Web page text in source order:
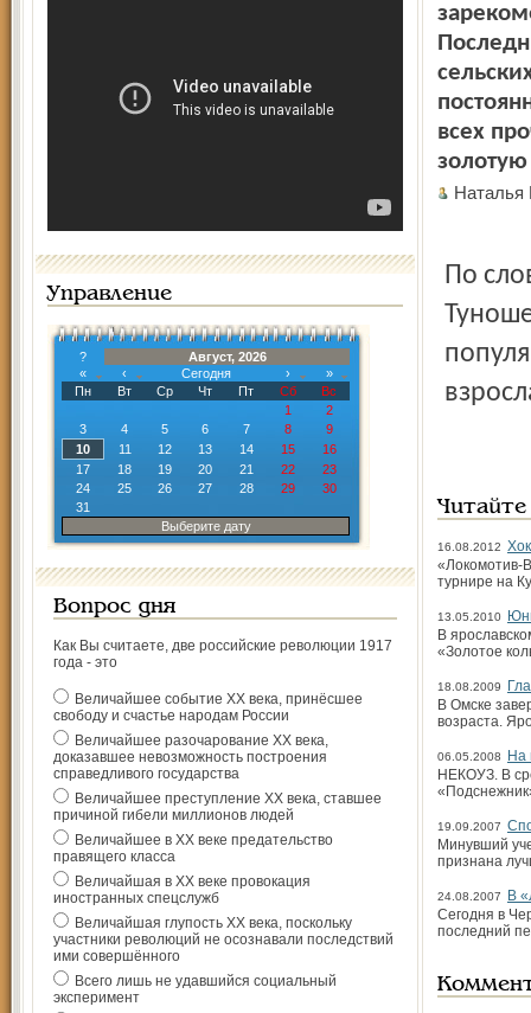
Управление
?
Август, 2026
«
‹ Сегодня ›
»
Пн
Вт Ср Чт Пт Сб
Вс
1
2
3
4 5 6 7 8
9
10
11 12 13 14 15
16
17
18 19 20 21 22
23
24
25 26 27 28 29
30
31
Выберите дату
Вопрос дня
Как Вы считаете, две российские революции 1917
года - это
Величайшее событие ХХ века, принёсшее
свободу и счастье народам России
Величайшее разочарование ХХ века,
доказавшее невозможность построения
справедливого государства
Величайшее преступление ХХ века, ставшее
причиной гибели миллионов людей
Величайшее в ХХ веке предательство
правящего класса
Величайшая в ХХ веке провокация
иностранных спецслужб
Величайшая глупость ХХ века, поскольку
участники революций не осознавали последствий
ими совершённого
Всего лишь не удавшийся социальный
эксперимент
всех
По
16.08.2012
«Локомотив-
турнире на
13.05.2010
В
«Золотое
18.08.2009
В Омске
возраста.
06.05.2008
На
НЕКОУЗ. В
19.09.2007
Минувший
признана
24.08.2007
В
Сегодня в
последний